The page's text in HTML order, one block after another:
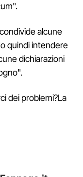
alcune
quindi intendere
dichiarazioni
dei problemi?La